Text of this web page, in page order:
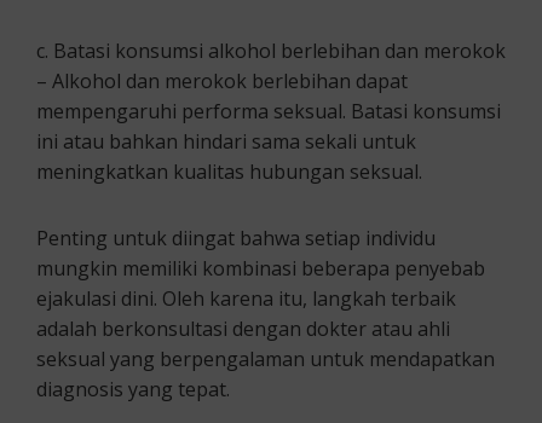
c. Batasi konsumsi alkohol berlebihan dan merokok
– Alkohol dan merokok berlebihan dapat
mempengaruhi performa seksual. Batasi konsumsi
ini atau bahkan hindari sama sekali untuk
meningkatkan kualitas hubungan seksual.
Penting untuk diingat bahwa setiap individu
mungkin memiliki kombinasi beberapa penyebab
ejakulasi dini. Oleh karena itu, langkah terbaik
adalah berkonsultasi dengan dokter atau ahli
seksual yang berpengalaman untuk mendapatkan
diagnosis yang tepat.